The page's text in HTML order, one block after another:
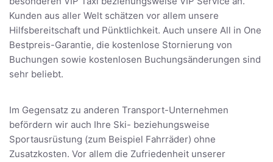
Kunden aus aller Welt schätzen vor allem unsere
Hilfsbereitschaft und Pünktlichkeit. Auch unsere All in One
Bestpreis-Garantie, die kostenlose Stornierung von
Buchungen sowie kostenlosen Buchungsänderungen sind
sehr beliebt.
Im Gegensatz zu anderen Transport-Unternehmen
befördern wir auch Ihre Ski- beziehungsweise
Sportausrüstung (zum Beispiel Fahrräder) ohne
Zusatzkosten. Vor allem die Zufriedenheit unserer